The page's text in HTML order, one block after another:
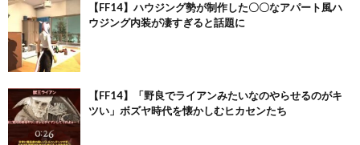
【FF14】ハウジング勢が制作した〇〇なアパート風ハ
ウジング内装が凄すぎると話題に
【FF14】「野良でライアンみたいなのやらせるのがキ
ツい」ボズヤ時代を懐かしむヒカセンたち